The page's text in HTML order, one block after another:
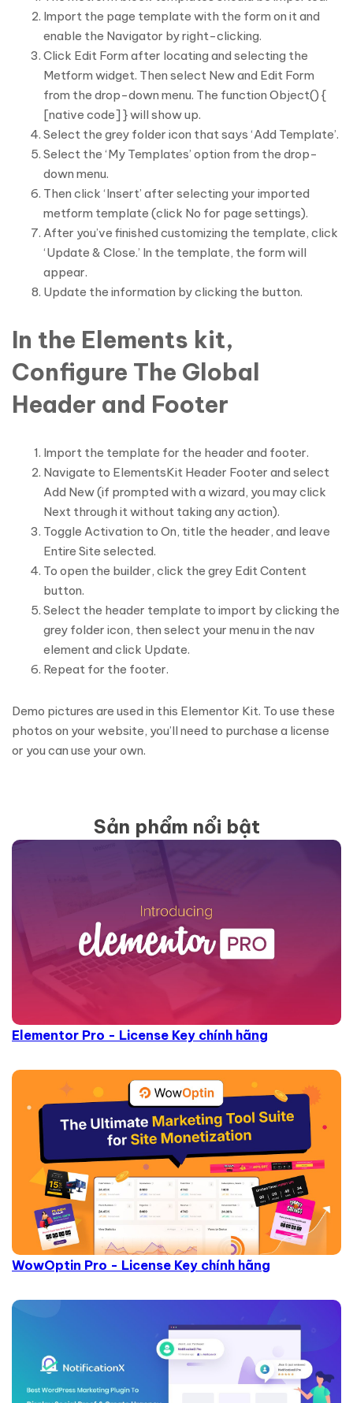
Import the page template with the form on it and
enable the Navigator by right-clicking.
Click Edit Form after locating and selecting the
Metform widget. Then select New and Edit Form
from the drop-down menu. The function Object() {
[native code] } will show up.
Select the grey folder icon that says ‘Add Template’.
Select the ‘My Templates’ option from the drop-
down menu.
Then click ‘Insert’ after selecting your imported
metform template (click No for page settings).
After you’ve finished customizing the template, click
‘Update & Close.’ In the template, the form will
appear.
Update the information by clicking the button.
In the Elements kit,
Configure The Global
Header and Footer
Import the template for the header and footer.
Navigate to ElementsKit Header Footer and select
Add New (if prompted with a wizard, you may click
Next through it without taking any action).
Toggle Activation to On, title the header, and leave
Entire Site selected.
To open the builder, click the grey Edit Content
button.
Select the header template to import by clicking the
grey folder icon, then select your menu in the nav
element and click Update.
Repeat for the footer.
Demo pictures are used in this Elementor Kit. To use these
photos on your website, you’ll need to purchase a license
or you can use your own.
Sản phẩm nổi bật
Elementor Pro - License Key chính hãng
WowOptin Pro - License Key chính hãng